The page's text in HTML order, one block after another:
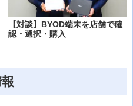
【対談】BYOD端末を店舗で確
認・選択・購入